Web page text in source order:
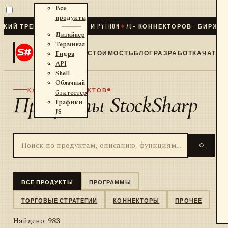
ДЛЯ .NET И PYTHON✦ 70 + КОННЕКТОРОВ · БИРЖИ ·
Все
продукты
Дизайнер
Терминал
Гидра
API
Shell
Облачный
бэктестер
Графики
JS
СТОИМОСТЬБЛОГРАЗРАБОТКАЧАТ
КАТАЛОГ ПРОДУКТОВ
Продукты StockSharp
ВСЕ ПРОДУКТЫ ПРОГРАММЫ
ТОРГОВЫЕ СТРАТЕГИИ КОННЕКТОРЫ ПРОЧЕЕ
Найдено: 983